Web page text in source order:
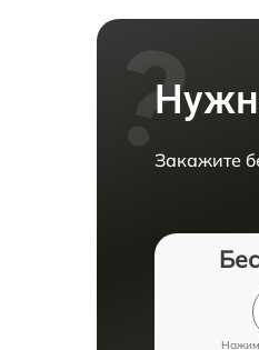
Закажите